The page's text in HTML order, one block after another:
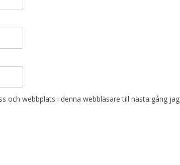
och webbplats i denna webbläsare till nästa gång jag